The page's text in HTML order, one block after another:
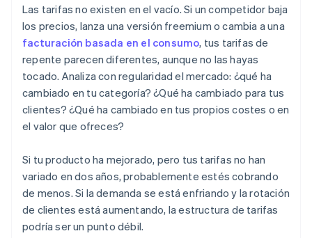
Las tarifas no existen en el vacío. Si un competidor baja
los precios, lanza una versión freemium o cambia a una
facturación basada en el consumo, tus tarifas de
repente parecen diferentes, aunque no las hayas
tocado. Analiza con regularidad el mercado: ¿qué ha
cambiado en tu categoría? ¿Qué ha cambiado para tus
clientes? ¿Qué ha cambiado en tus propios costes o en
el valor que ofreces?
Si tu producto ha mejorado, pero tus tarifas no han
variado en dos años, probablemente estés cobrando
de menos. Si la demanda se está enfriando y la rotación
de clientes está aumentando, la estructura de tarifas
podría ser un punto débil.